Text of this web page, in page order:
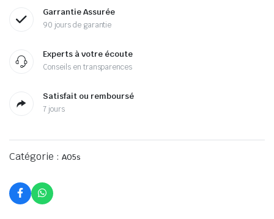
Garrantie Assurée
90 jours de garantie
Experts à votre écoute
Conseils en transparences
Satisfait ou remboursé
7 jours
Catégorie : A05s